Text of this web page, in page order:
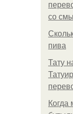
со
пива
Тату
Когда